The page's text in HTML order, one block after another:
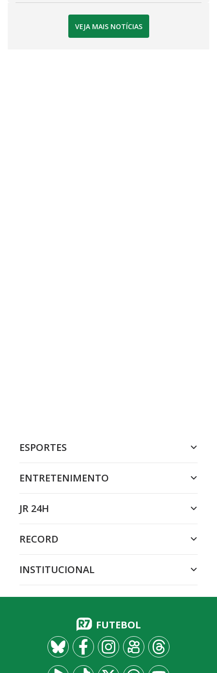
VEJA MAIS NOTÍCIAS
ESPORTES
ENTRETENIMENTO
JR 24H
RECORD
INSTITUCIONAL
FUTEBOL